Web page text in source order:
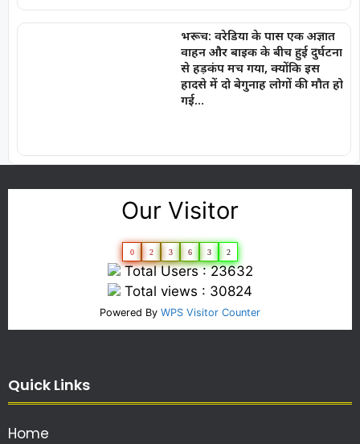
भरूच: वरेडिया के पास एक अज्ञात
वाहन और बाइक के बीच हुई दुर्घटना
से हड़कंप मच गया, क्योंकि इस
हादसे में दो बेगुनाह लोगों की मौत हो
गई…
Our Visitor
0 2 3 6 3 2
Total Users : 23632
Total views : 30824
Powered By WPS Visitor Counter
Quick Links
Home